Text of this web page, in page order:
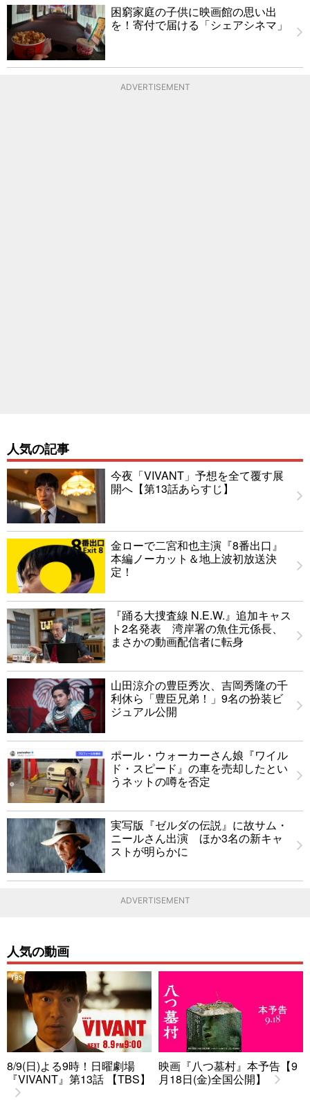
困窮家庭の子供に映画館の思い出
を！寄付で届ける「シェアシネマ」
ADVERTISEMENT
人気の記事
今夜「VIVANT」予想を全て覆す展
開へ【第13話あらすじ】
金ローで二宮和也主演『8番出口』
本編ノーカット＆地上波初放送決
定！
『踊る大捜査線 N.E.W.』追加キャス
ト2名発表 湾岸署の魚住元係長、
まさかの動画配信者に転身
山田涼介の豊臣秀次、吉岡秀隆の千
利休ら「豊臣兄弟！」9名の扮装ビ
ジュアル公開
ポール・ウォーカーさん娘『ワイル
ド・スピード』の車を売却したとい
うネットの噂を否定
実写版『ゼルダの伝説』に故サム・
ニールさん出演 ほか3名の新キャ
ストが明らかに
ADVERTISEMENT
人気の動画
8/9(日)よる9時！日曜劇場
『VIVANT』第13話 【TBS】
映画『八つ墓村』本予告【9
月18日(金)全国公開】